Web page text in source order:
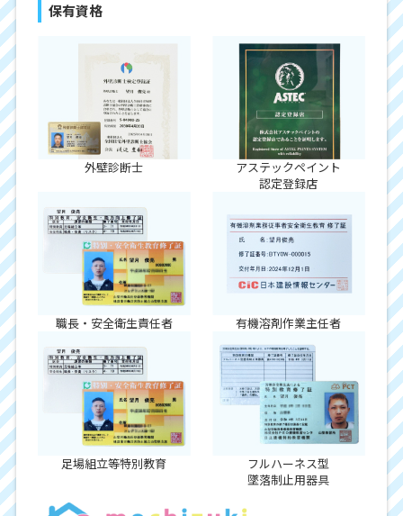
保有資格
外壁診断士
アステックペイント
認定登録店
職長・安全衛生責任者 有機溶剤作業主任者
足場組立等特別教育
フルハーネス型
墜落制止用器具